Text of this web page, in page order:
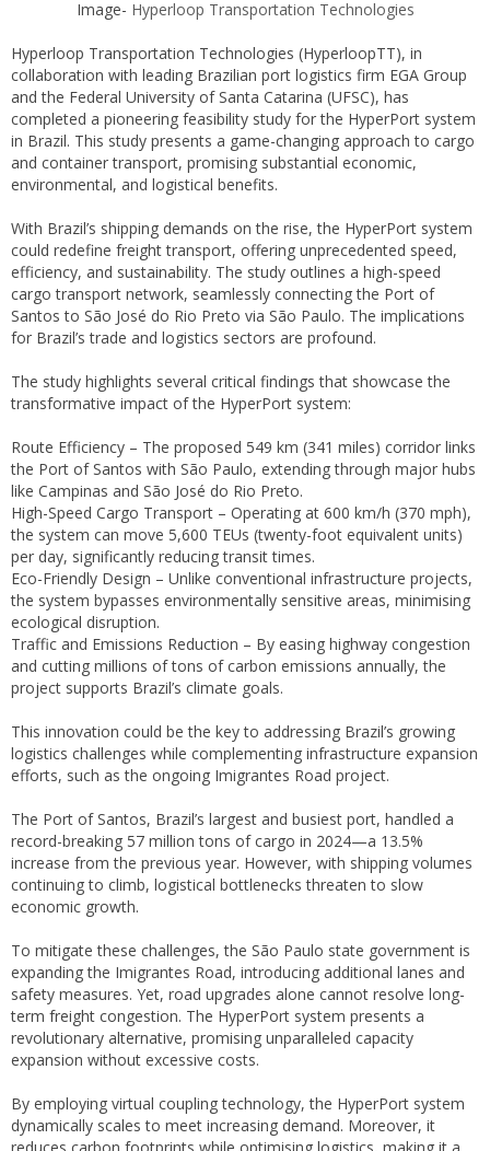
Image- Hyperloop Transportation Technologies
Hyperloop Transportation Technologies (HyperloopTT), in
collaboration with leading Brazilian port logistics firm EGA Group
and the Federal University of Santa Catarina (UFSC), has
completed a pioneering feasibility study for the HyperPort system
in Brazil. This study presents a game-changing approach to cargo
and container transport, promising substantial economic,
environmental, and logistical benefits.
With Brazil’s shipping demands on the rise, the HyperPort system
could redefine freight transport, offering unprecedented speed,
efficiency, and sustainability. The study outlines a high-speed
cargo transport network, seamlessly connecting the Port of
Santos to São José do Rio Preto via São Paulo. The implications
for Brazil’s trade and logistics sectors are profound.
The study highlights several critical findings that showcase the
transformative impact of the HyperPort system:
Route Efficiency – The proposed 549 km (341 miles) corridor links
the Port of Santos with São Paulo, extending through major hubs
like Campinas and São José do Rio Preto.
High-Speed Cargo Transport – Operating at 600 km/h (370 mph),
the system can move 5,600 TEUs (twenty-foot equivalent units)
per day, significantly reducing transit times.
Eco-Friendly Design – Unlike conventional infrastructure projects,
the system bypasses environmentally sensitive areas, minimising
ecological disruption.
Traffic and Emissions Reduction – By easing highway congestion
and cutting millions of tons of carbon emissions annually, the
project supports Brazil’s climate goals.
This innovation could be the key to addressing Brazil’s growing
logistics challenges while complementing infrastructure expansion
efforts, such as the ongoing Imigrantes Road project.
The Port of Santos, Brazil’s largest and busiest port, handled a
record-breaking 57 million tons of cargo in 2024—a 13.5%
increase from the previous year. However, with shipping volumes
continuing to climb, logistical bottlenecks threaten to slow
economic growth.
To mitigate these challenges, the São Paulo state government is
expanding the Imigrantes Road, introducing additional lanes and
safety measures. Yet, road upgrades alone cannot resolve long-
term freight congestion. The HyperPort system presents a
revolutionary alternative, promising unparalleled capacity
expansion without excessive costs.
By employing virtual coupling technology, the HyperPort system
dynamically scales to meet increasing demand. Moreover, it